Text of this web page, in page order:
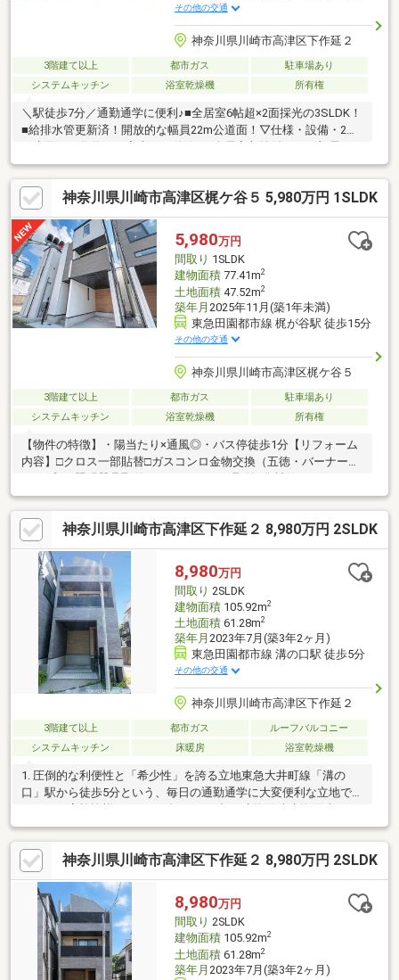
その他の交通
神奈川県川崎市高津区下作延２
3階建て以上 都市ガス
駐車場あり
システムキッチン
浴室乾燥機 所有権
＼駅徒歩7分／通勤通学に便利♪■全居室6帖超×2面採光の3SLDK！
■給排水管更新済！開放的な幅員22m公道面！▽仕様・設備・2階
きり整います◎・浄水器、浴室乾燥機など設備充実！【2026年5
月リフォーム完了】・キッチン・浴室・洗面・トイレ・給排水管
更新・床・壁・外壁・屋根塗装・ハウスクリーニング他─── リス
トはお住まい探しのお悩み、ご不安をサポート。・物件の詳細は
【0120-880-257 (通話無料)】 まで お気軽にお問い合わせくださ
い！
神奈川県川崎市高津区梶ケ谷５ 5,980万円 1SLDK
5,980万円
間取り 1SLDK
建物面積77.41m2
土地面積47.52m2
築年月 2025年11月(築1年未満)
東急田園都市線 梶が谷駅 徒歩15分
その他の交通
神奈川県川崎市高津区梶ケ谷５
3階建て以上 都市ガス
駐車場あり
システムキッチン
浴室乾燥機 所有権
【物件の特徴】・陽当たり×通風◎・バス停徒歩1分【リフォーム
内容】□クロス一部貼替□ガスコンロ金物交換（五徳・バーナーキ
ーニング 等《アフターサービス保証付》～住んでからでも安
心・安全をサポート～ 水まわりトラブルは365日対応で安心で
す。詳しくはお問合せください！
神奈川県川崎市高津区下作延２ 8,980万円 2SLDK
8,980万円
間取り 2SLDK
建物面積105.92m2
土地面積61.28m2
築年月 2023年7月(築3年2ヶ月)
東急田園都市線 溝の口駅 徒歩5分
その他の交通
神奈川県川崎市高津区下作延２
3階建て以上 都市ガス
ルーフバルコニー
システムキッチン
床暖房 浴室乾燥機
1. 圧倒的な利便性と「希少性」を誇る立地東急大井町線「溝の
口」駅から徒歩5分という、毎日の通勤通学に大変便利な立地で
105.92m2（約32.0坪）と、ご家族それぞれがプライベート空間を
持てる間取りを実現しています。3. 毎日のお買い物が楽しくなる
充実の周辺環境徒歩2分（157m）の「まいばすけっと 溝の口南
店」をはじめ、「オーケー 溝ノ口店（徒歩7分）」、複数のスー
パーを用途に合わせて使い分けられます。4. のびのび育てられる
良好な子育て環境小さなお子様がいらっしゃるご家庭にも安心な
環境が整っています 。
神奈川県川崎市高津区下作延２ 8,980万円 2SLDK
8,980万円
間取り 2SLDK
建物面積105.92m2
土地面積61.28m2
築年月 2023年7月(築3年2ヶ月)